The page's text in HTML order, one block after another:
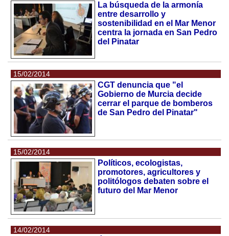
La búsqueda de la armonía
entre desarrollo y
sostenibilidad en el Mar Menor
centra la jornada en San Pedro
del Pinatar
15/02/2014
CGT denuncia que "el
Gobierno de Murcia decide
cerrar el parque de bomberos
de San Pedro del Pinatar"
15/02/2014
Políticos, ecologistas,
promotores, agricultores y
politólogos debaten sobre el
futuro del Mar Menor
14/02/2014